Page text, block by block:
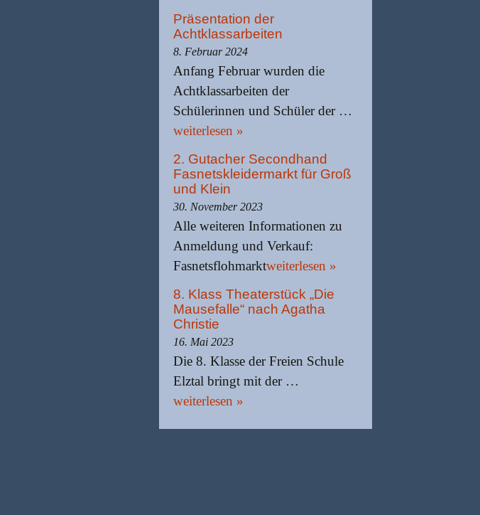
Präsentation der
Achtklassarbeiten
8. Februar 2024
Anfang Februar wurden die
Achtklassarbeiten der
Schülerinnen und Schüler der …
weiterlesen »
2. Gutacher Secondhand
Fasnetskleidermarkt für Groß
und Klein
30. November 2023
Alle weiteren Informationen zu
Anmeldung und Verkauf:
Fasnetsflohmarktweiterlesen »
8. Klass Theaterstück „Die
Mausefalle“ nach Agatha
Christie
16. Mai 2023
Die 8. Klasse der Freien Schule
Elztal bringt mit der …
weiterlesen »